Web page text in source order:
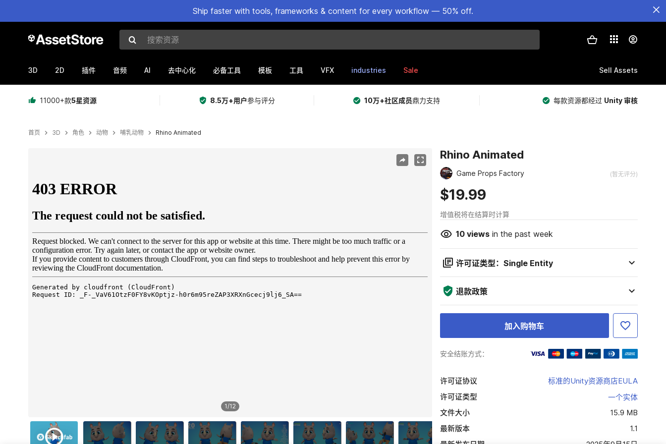
Ship faster with tools, frameworks & content for every workflow — 50% off.
搜索资源
3D 2D 插件 音频 AI 去中心化 必备工具 模板 工具 VFX industries Sale Sell Assets
11000+款5星资源 8.5万+用户参与评分 10万+社区成员鼎力支持 每款资源都经过 Unity 审核
首页 3D 角色 动物 哺乳动物 Rhino Animated
1/12
Rhino Animated
Game Props Factory (暂无评分)
$19.99
增值税将在结算时计算
10viewsin the past week
许可证类型：Single Entity
退款政策
加入购物车
安全结账方式：
许可证协议
标准的Unity资源商店EULA
许可证类型
一个实体
文件大小
15.9 MB
最新版本
1.1